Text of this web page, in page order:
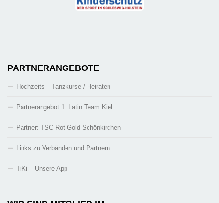
PARTNERANGEBOTE
Hochzeits – Tanzkurse / Heiraten
Partnerangebot 1. Latin Team Kiel
Partner: TSC Rot-Gold Schönkirchen
Links zu Verbänden und Partnern
TiKi – Unsere App